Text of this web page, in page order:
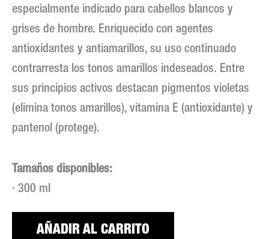
especialmente indicado para cabellos blancos y
grises de hombre. Enriquecido con agentes
antioxidantes y antiamarillos, su uso continuado
contrarresta los tonos amarillos indeseados. Entre
sus principios activos destacan pigmentos violetas
(elimina tonos amarillos), vitamina E (antioxidante) y
pantenol (protege).
Tamaños disponibles:
· 300 ml
AÑADIR AL CARRITO